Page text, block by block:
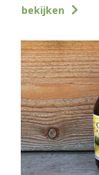
bekijken